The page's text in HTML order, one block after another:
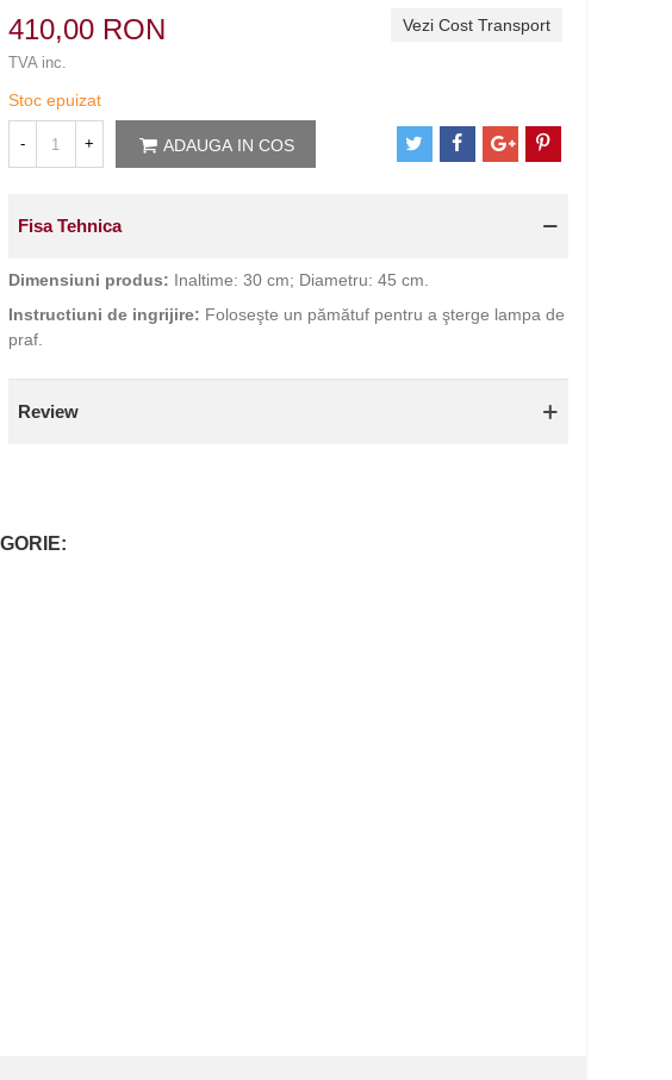
410,00 RON
TVA inc.
Vezi Cost Transport
Stoc epuizat
- + ADAUGA IN COS
Fisa Tehnica
Dimensiuni produs: Inaltime: 30 cm; Diametru: 45 cm.
Instructiuni de ingrijire: Foloseşte un pămătuf pentru a şterge lampa de
praf.
Review